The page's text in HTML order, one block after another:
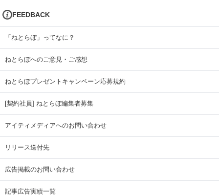
FEEDBACK
「ねとらぼ」ってなに？
ねとらぼへのご意見・ご感想
ねとらぼプレゼントキャンペーン応募規約
[契約社員] ねとらぼ編集者募集
アイティメディアへのお問い合わせ
リリース送付先
広告掲載のお問い合わせ
記事広告実績一覧